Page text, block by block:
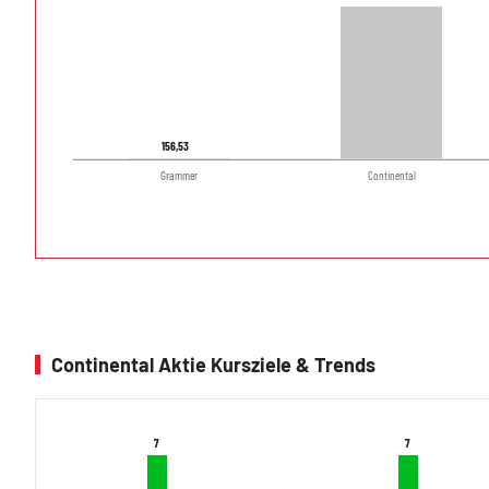
156,53
156,53
Grammer Continental
Continental Aktie Kursziele & Trends
7
7 7
7